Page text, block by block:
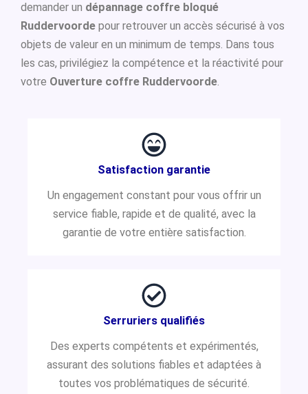
demander un dépannage coffre bloqué
Ruddervoorde pour retrouver un accès sécurisé à vos
objets de valeur en un minimum de temps. Dans tous
les cas, privilégiez la compétence et la réactivité pour
votre Ouverture coffre Ruddervoorde.
Satisfaction garantie
Un engagement constant pour vous offrir un
service fiable, rapide et de qualité, avec la
garantie de votre entière satisfaction.
Serruriers qualifiés
Des experts compétents et expérimentés,
assurant des solutions fiables et adaptées à
toutes vos problématiques de sécurité.